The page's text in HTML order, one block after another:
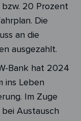
bzw. 20 Prozent
Die
an die
ausgezahlt.
Bank hat 2024
ins Leben
Im Zuge
Austausch